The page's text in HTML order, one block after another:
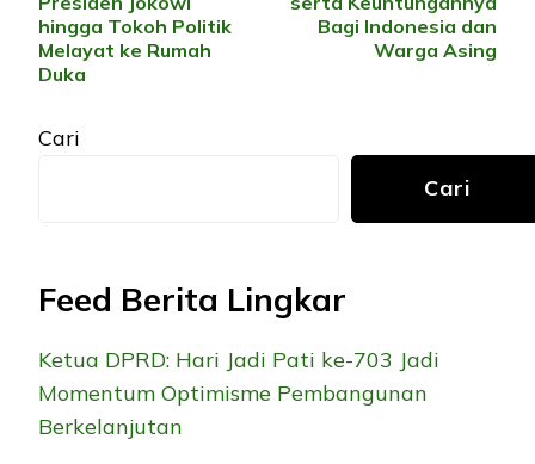
hingga Tokoh Politik
Melayat ke Rumah
Duka
Bagi Indonesia dan
Warga Asing
Cari
Cari
Feed Berita Lingkar
Ketua DPRD: Hari Jadi Pati ke-703 Jadi
Momentum Optimisme Pembangunan
Berkelanjutan